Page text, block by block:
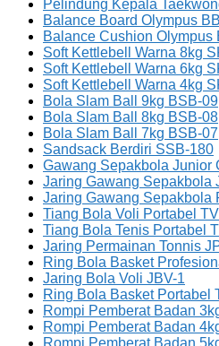
Pelindung Kepala
Balance Board Olympus
Balance Cushion Olympus
Soft Kettlebell Warna 8kg
Soft Kettlebell Warna 6kg
Soft Kettlebell Warna 4kg
Bola Slam Ball 9kg BSB-09
Bola Slam Ball 8kg BSB-08
Bola Slam Ball 7kg BSB-07
Sandsack Berdiri SSB-180
Gawang Sepakbola Junior
Jaring Gawang Sepakbola
Jaring Gawang Sepakbola
Tiang Bola Voli Portabel
Tiang Bola Tenis Portabel
Jaring Permainan Tonnis
Ring Bola Basket
Jaring Bola Voli JBV-1
Ring Bola Basket Portabel
Rompi Pemberat Badan
Rompi Pemberat Badan
Rompi Pemberat Badan